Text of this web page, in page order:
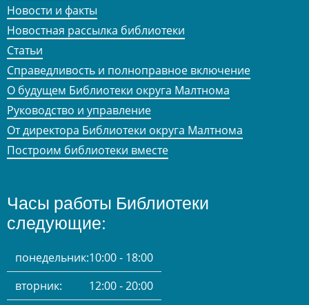
Новости и факты
Новостная рассылка библиотеки
Статьи
Справедливость и полноправное включение
О будущем Библиотеки округа Малтнома
Руководство и управление
От директора Библиотеки округа Малтнома
Построим библиотеки вместе
Часы работы Библиотеки
следующие:
понедельник:10:00 - 18:00
вторник:
12:00 - 20:00